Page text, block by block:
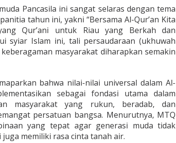
Pancasila ini sangat selaras dengan tema
tahun ini, yakni “Bersama Al-Qur’an Kita
Qur’ani untuk Riau yang Berkah dan
syiar Islam ini, tali persaudaraan (ukhuwah
masyarakat diharapkan semakin
bahwa nilai-nilai universal dalam Al-
sebagai fondasi utama dalam
masyarakat yang rukun, beradab, dan
persatuan bangsa. Menurutnya, MTQ
yang tepat agar generasi muda tidak
memiliki rasa cinta tanah air.